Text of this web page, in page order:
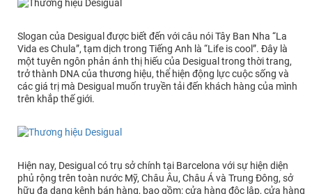
Slogan của Desigual được biết đến với câu nói Tây Ban Nha “La
Vida es Chula”, tạm dịch trong Tiếng Anh là “Life is cool”. Đây là
một tuyên ngôn phản ánh thị hiếu của Desigual trong thời trang,
trở thành DNA của thương hiệu, thể hiện động lực cuộc sống và
các giá trị mà Desigual muốn truyền tải đến khách hàng của mình
trên khắp thế giới.
Hiện nay, Desigual có trụ sở chính tại Barcelona với sự hiện diện
phủ rộng trên toàn nước Mỹ, Châu Âu, Châu Á và Trung Đông, sở
hữu đa dạng kênh bán hàng, bao gồm: cửa hàng độc lập, cửa hàng